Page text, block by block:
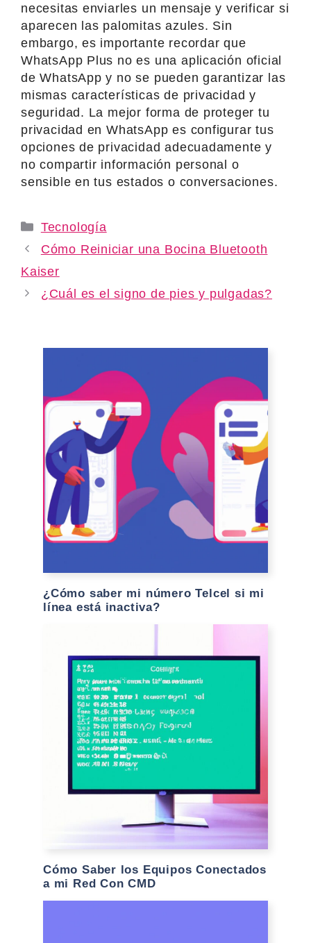
necesitas enviarles un mensaje y verificar si
aparecen las palomitas azules. Sin
embargo, es importante recordar que
WhatsApp Plus no es una aplicación oficial
de WhatsApp y no se pueden garantizar las
mismas características de privacidad y
seguridad. La mejor forma de proteger tu
privacidad en WhatsApp es configurar tus
opciones de privacidad adecuadamente y
no compartir información personal o
sensible en tus estados o conversaciones.
Categories
Tecnología
Cómo Reiniciar una Bocina Bluetooth
Kaiser
¿Cuál es el signo de pies y pulgadas?
¿Cómo saber mi número Telcel si mi
línea está inactiva?
Cómo Saber los Equipos Conectados
a mi Red Con CMD